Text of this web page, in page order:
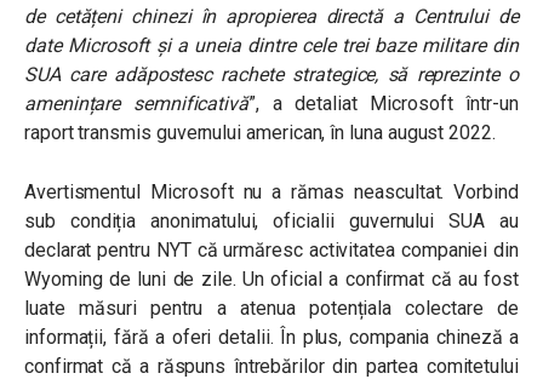
de cetățeni chinezi în apropierea directă a Centrului de
date Microsoft și a uneia dintre cele trei baze militare din
SUA care adăpostesc rachete strategice, să reprezinte o
amenințare semnificativă”, a detaliat Microsoft într-un
raport transmis guvernului american, în luna august 2022.
Avertismentul Microsoft nu a rămas neascultat. Vorbind
sub condiția anonimatului, oficialii guvernului SUA au
declarat pentru NYT că urmăresc activitatea companiei din
Wyoming de luni de zile. Un oficial a confirmat că au fost
luate măsuri pentru a atenua potențiala colectare de
informații, fără a oferi detalii. În plus, compania chineză a
confirmat că a răspuns întrebărilor din partea comitetului